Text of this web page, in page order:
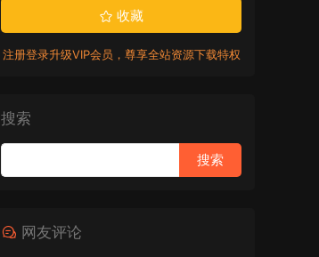
收藏
注册登录升级VIP会员，尊享全站资源下载特权
搜索
网友评论